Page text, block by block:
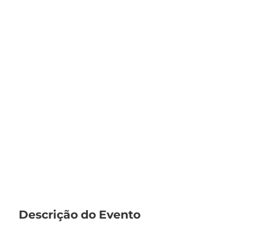
Descrição do Evento